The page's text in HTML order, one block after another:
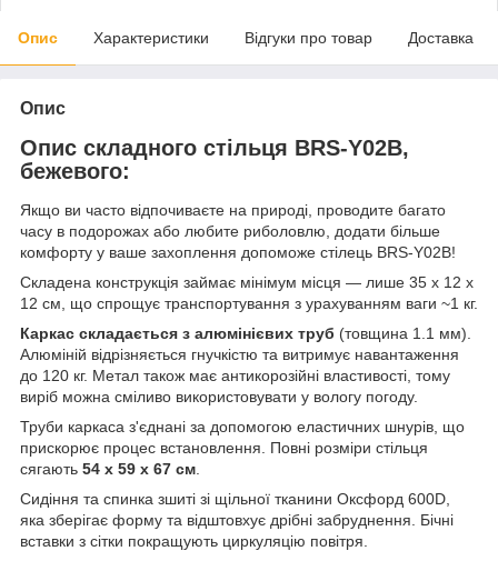
Опис Характеристики Відгуки про товар Доставка
Опис
Опис складного стільця BRS-Y02B,
бежевого:
Якщо ви часто відпочиваєте на природі, проводите багато
часу в подорожах або любите риболовлю, додати більше
комфорту у ваше захоплення допоможе стілець BRS-Y02B!
Складена конструкція займає мінімум місця — лише 35 х 12 х
12 см, що спрощує транспортування з урахуванням ваги ~1 кг.
Каркас складається з алюмінієвих труб (товщина 1.1 мм).
Алюміній відрізняється гнучкістю та витримує навантаження
до 120 кг. Метал також має антикорозійні властивості, тому
виріб можна сміливо використовувати у вологу погоду.
Труби каркаса з'єднані за допомогою еластичних шнурів, що
прискорює процес встановлення. Повні розміри стільця
сягають 54 х 59 х 67 см.
Сидіння та спинка зшиті зі щільної тканини Оксфорд 600D,
яка зберігає форму та відштовхує дрібні забруднення. Бічні
вставки з сітки покращують циркуляцію повітря.